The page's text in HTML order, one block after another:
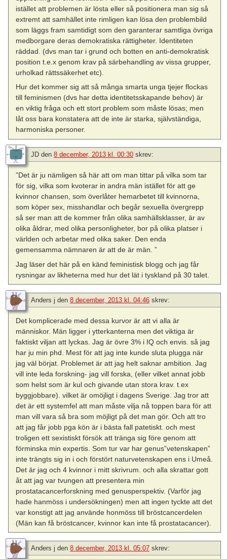
istället att problemen är lösta eller så positionera man sig så
extremt att samhället inte rimligen kan lösa den problembild
som läggs fram samtidigt som den garanterar samtliga övriga
medborgare deras demokratiska rättigheter. Identiteten
räddad. (dvs man tar i grund och botten en anti-demokratisk
position t.e.x genom krav på särbehandling av vissa grupper,
urholkad rättssäkerhet etc).
Hur det kommer sig att så många smarta unga tjejer flockas
till feminismen (dvs har detta identitetsskapande behov) är
en viktig fråga och ett stort problem som måste lösas; men
låt oss bara konstatera att de inte är starka, självständiga,
harmoniska personer.
JD den 8 december, 2013 kl. 00:30 skrev:
”Det är ju nämligen så här att om man tittar på vilka som tar
för sig, vilka som kvoterar in andra män istället för att ge
kvinnor chansen, som överlåter hemarbetet till kvinnorna,
som köper sex, misshandlar och begår sexuella övergrepp
så ser man att de kommer från olika samhällsklasser, är av
olika åldrar, med olika personligheter, bor på olika platser i
världen och arbetar med olika saker. Den enda
gemensamma nämnaren är att de är män. ”
Jag läser det här på en känd feministisk blogg och jag får
rysningar av likheterna med hur det lät i tyskland på 30 talet.
Anders j den 8 december, 2013 kl. 04:46 skrev:
Det komplicerade med dessa kurvor är att vi alla är
människor. Män ligger i ytterkanterna men det viktiga är
faktiskt viljan att lyckas. Jag är övre 3% i IQ och envis. så jag
har ju min phd. Mest för att jag inte kunde sluta plugga när
jag väl börjat. Problemet är att jag helt saknar ambition. Jag
vill inte leda forskning- jag vill forska, (eller vilket annat jobb
som helst som är kul och givande utan stora krav. t.ex
byggjobbare). vilket är omöjligt i dagens Sverige. Jag tror att
det är ett systemfel att man måste vilja nå toppen bara för att
man vill vara så bra som möjligt på det man gör. Och att tro
att jag får jobb pga kön är i bästa fall patetiskt. och mest
troligen ett sexistiskt försök att tränga sig före genom att
förminska min expertis. Som tur var har genus”vetenskapen”
inte trängts sig in i och förstört naturvetenskapen ens i Umeå.
Det är jag och 4 kvinnor i mitt skrivrum. och alla skrattar gott
åt att jag var tvungen att presentera min
prostatacancerforskning med genusperspektiv. (Varför jag
hade hanmöss i undersökningen) men att ingen tyckte att det
var konstigt att jag använde honmöss till bröstcancerdelen
(Män kan få bröstcancer, kvinnor kan inte få prostatacancer).
Anders j den 8 december, 2013 kl. 05:07 skrev: